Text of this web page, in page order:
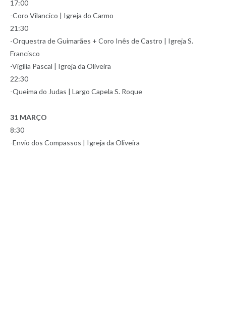
17:00
-Coro Vilancico | Igreja do Carmo
21:30
-Orquestra de Guimarães + Coro Inês de Castro | Igreja S.
Francisco
-Vigília Pascal | Igreja da Oliveira
22:30
-Queima do Judas | Largo Capela S. Roque
31 MARÇO
8:30
-Envio dos Compassos | Igreja da Oliveira